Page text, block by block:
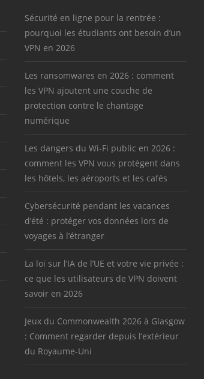
Sécurité en ligne pour la rentrée :
pourquoi les étudiants ont besoin d’un
VPN en 2026
Les ransomwares en 2026 : comment
les VPN ajoutent une couche de
protection contre le chantage
numérique
Les dangers du Wi-Fi public en 2026 :
comment les VPN vous protègent dans
les hôtels, les aéroports et les cafés
Cybersécurité pendant les vacances
d’été : protéger vos données lors de
voyages à l’étranger
La loi sur l’IA de l’UE et votre vie privée :
ce que les utilisateurs de VPN doivent
savoir en 2026
Jeux du Commonwealth 2026 à Glasgow
: Comment regarder depuis l’extérieur
du Royaume-Uni